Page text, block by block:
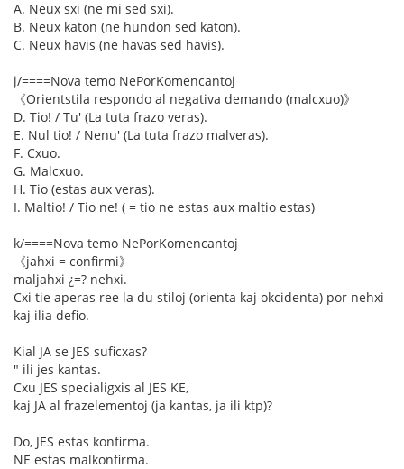
A. Neux sxi (ne mi sed sxi).
B. Neux katon (ne hundon sed katon).
C. Neux havis (ne havas sed havis).
j/====Nova temo NePorKomencantoj
《Orientstila respondo al negativa demando (malcxuo)》
D. Tio! / Tu' (La tuta frazo veras).
E. Nul tio! / Nenu' (La tuta frazo malveras).
F. Cxuo.
G. Malcxuo.
H. Tio (estas aux veras).
I. Maltio! / Tio ne! ( = tio ne estas aux maltio estas)
k/====Nova temo NePorKomencantoj
《jahxi = confirmi》
maljahxi ¿=? nehxi.
Cxi tie aperas ree la du stiloj (orienta kaj okcidenta) por nehxi
kaj ilia defio.
Kial JA se JES suficxas?
" ili jes kantas.
Cxu JES specialigxis al JES KE,
kaj JA al frazelementoj (ja kantas, ja ili ktp)?
Do, JES estas konfirma.
NE estas malkonfirma.